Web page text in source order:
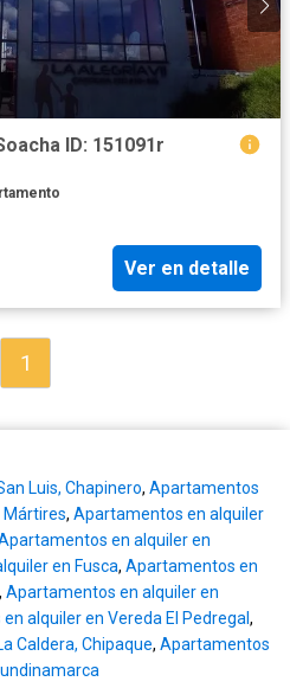
ID: 151091r
Ver en detalle
1
Luis, Chapinero, Apartamentos
Mártires, Apartamentos en alquiler
en alquiler en
en Fusca, Apartamentos en
, Apartamentos en alquiler en
alquiler en Vereda El Pedregal ,
Caldera, Chipaque, Apartamentos